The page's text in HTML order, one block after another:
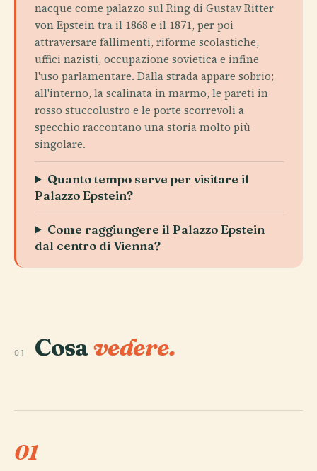
nacque come palazzo sul Ring di Gustav Ritter
von Epstein tra il 1868 e il 1871, per poi
attraversare fallimenti, riforme scolastiche,
uffici nazisti, occupazione sovietica e infine
l'uso parlamentare. Dalla strada appare sobrio;
all'interno, la scalinata in marmo, le pareti in
rosso stuccolustro e le porte scorrevoli a
specchio raccontano una storia molto più
singolare.
Quanto tempo serve per visitare il
Palazzo Epstein?
Come raggiungere il Palazzo Epstein
dal centro di Vienna?
01 Cosavedere.
01